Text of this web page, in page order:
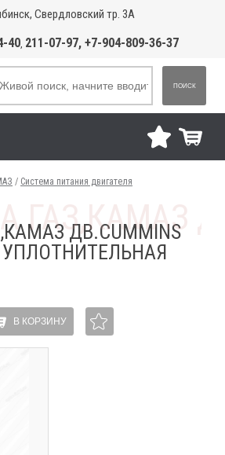
Свердловский тр. 3А
40, 211-07-97, +7-904-809-36-37
ПОИСК
/ Система питания двигателя
ДВ.CUMMINS
В КОРЗИНУ